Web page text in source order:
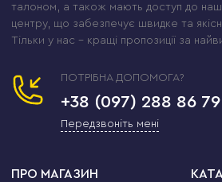
талоном, а також мають доступ до
центру, що забезпечує швидке та
Тільки у нас – кращі пропозиції за
ПОТРІБНА ДОПОМОГА?
+38 (097) 288 86 79
Передзвоніть мені
ПРО МАГАЗИН